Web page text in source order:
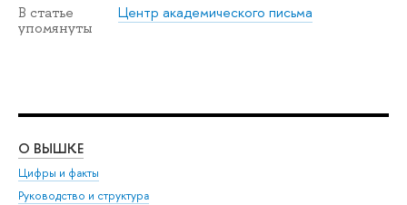
В статье
упомянуты
Центр академического письма
О ВЫШКЕ
Цифры и факты
Руководство и структура